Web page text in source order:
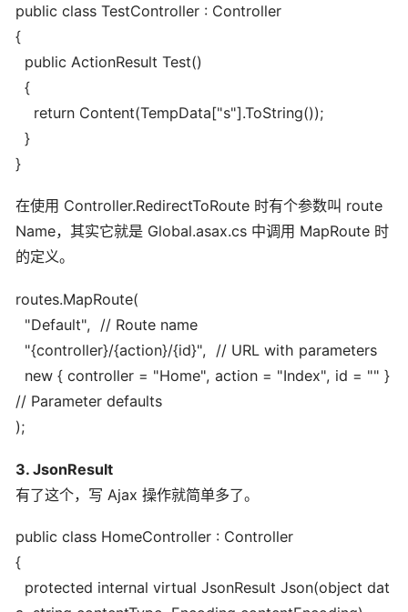
public class TestController : Controller
{
public ActionResult Test()
{
return Content(TempData["s"].ToString());
}
}
在使用 Controller.RedirectToRoute 时有个参数叫 route
Name，其实它就是 Global.asax.cs 中调用 MapRoute 时
的定义。
routes.MapRoute(
"Default", // Route name
"{controller}/{action}/{id}", // URL with parameters
new { controller = "Home", action = "Index", id = "" }
// Parameter defaults
);
3. JsonResult
有了这个，写 Ajax 操作就简单多了。
public class HomeController : Controller
{
protected internal virtual JsonResult Json(object dat